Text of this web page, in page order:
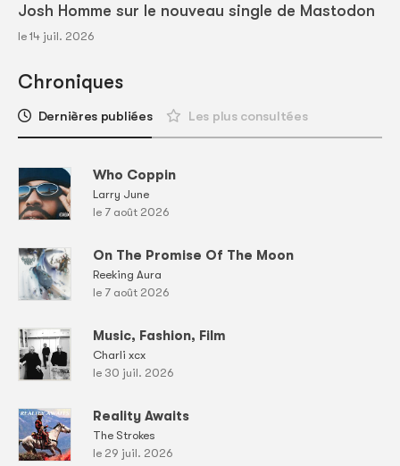
Josh Homme sur le nouveau single de Mastodon
le 14 juil. 2026
Chroniques
Dernières publiées Les plus consultées
Who Coppin
Larry June
le 7 août 2026
On The Promise Of The Moon
Reeking Aura
le 7 août 2026
Music, Fashion, Film
Charli xcx
le 30 juil. 2026
Reality Awaits
The Strokes
le 29 juil. 2026